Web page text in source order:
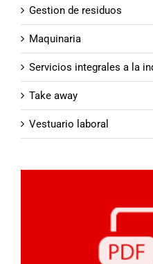
Gestion de residuos
Maquinaria
Servicios integrales a la
Take away
Vestuario laboral